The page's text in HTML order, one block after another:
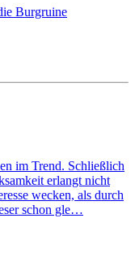
Burgruine
im Trend. Schließlich
erlangt nicht
wecken, als durch
schon gle…